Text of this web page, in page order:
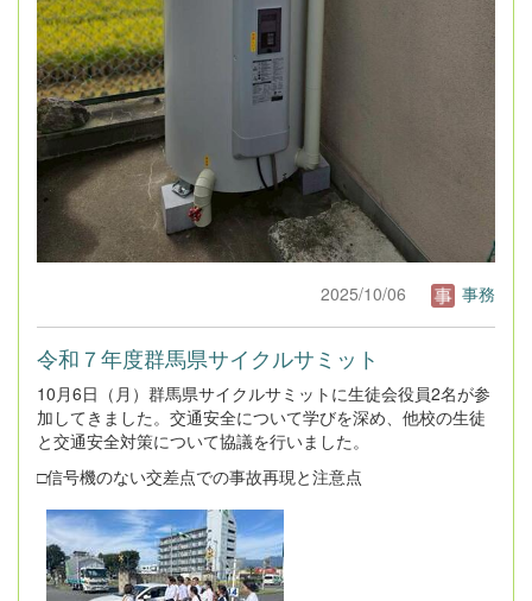
2025/10/06 事務
令和７年度群馬県サイクルサミット
10月6日（月）群馬県サイクルサミットに生徒会役員2名が参
加してきました。交通安全について学びを深め、他校の生徒
と交通安全対策について協議を行いました。
□信号機のない交差点での事故再現と注意点